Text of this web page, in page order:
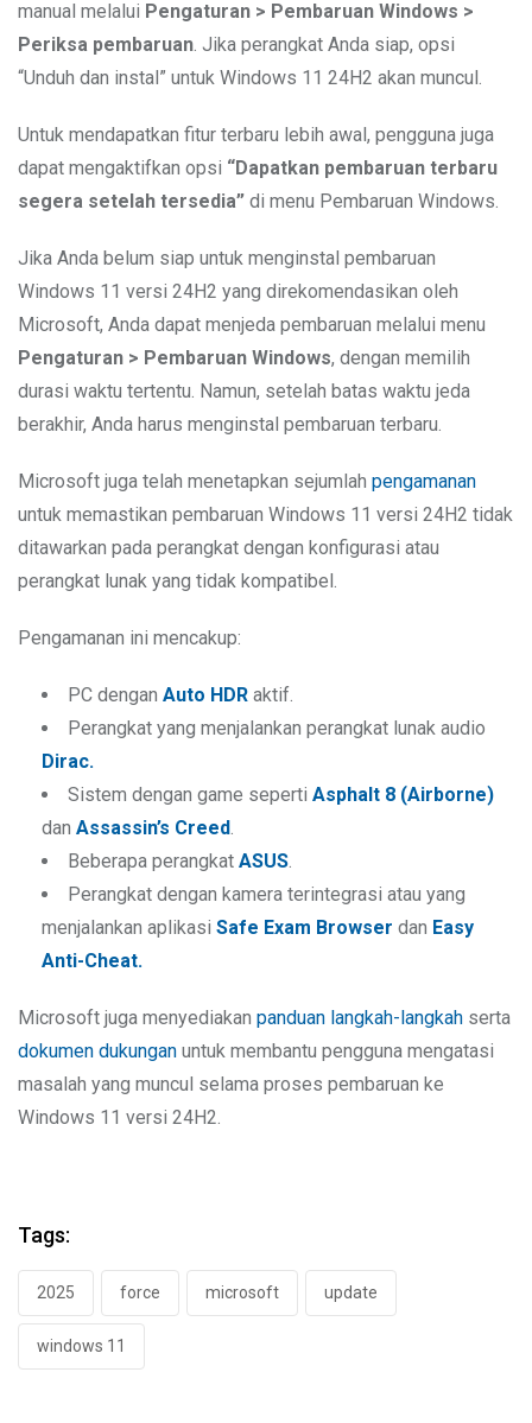
manual melalui Pengaturan > Pembaruan Windows >
Periksa pembaruan . Jika perangkat Anda siap, opsi
“Unduh dan instal” untuk Windows 11 24H2 akan muncul.
Untuk mendapatkan fitur terbaru lebih awal, pengguna juga
dapat mengaktifkan opsi “Dapatkan pembaruan terbaru
segera setelah tersedia” di menu Pembaruan Windows.
Jika Anda belum siap untuk menginstal pembaruan
Windows 11 versi 24H2 yang direkomendasikan oleh
Microsoft, Anda dapat menjeda pembaruan melalui menu
Pengaturan > Pembaruan Windows, dengan memilih
durasi waktu tertentu. Namun, setelah batas waktu jeda
berakhir, Anda harus menginstal pembaruan terbaru.
Microsoft juga telah menetapkan sejumlah pengamanan
untuk memastikan pembaruan Windows 11 versi 24H2 tidak
ditawarkan pada perangkat dengan konfigurasi atau
perangkat lunak yang tidak kompatibel.
Pengamanan ini mencakup:
PC dengan Auto HDR aktif.
Perangkat yang menjalankan perangkat lunak audio
Dirac.
Sistem dengan game seperti Asphalt 8 (Airborne)
dan Assassin’s Creed
Beberapa perangkat ASUS
Perangkat dengan kamera terintegrasi atau yang
menjalankan aplikasi Safe Exam Browser dan Easy
Anti-Cheat.
Microsoft juga menyediakan panduan langkah-langkah serta
dokumen dukungan untuk membantu pengguna mengatasi
masalah yang muncul selama proses pembaruan ke
Windows 11 versi 24H2.
Tags:
2025 force microsoft update
windows 11